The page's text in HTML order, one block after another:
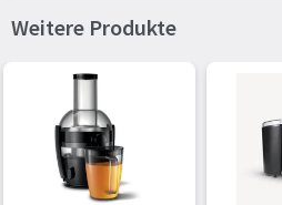
Extrabreite Zufuhr
Kabellänge
Entsafter Ja
Spülmaschinenfeste Teile Ja
Weitere Produkte